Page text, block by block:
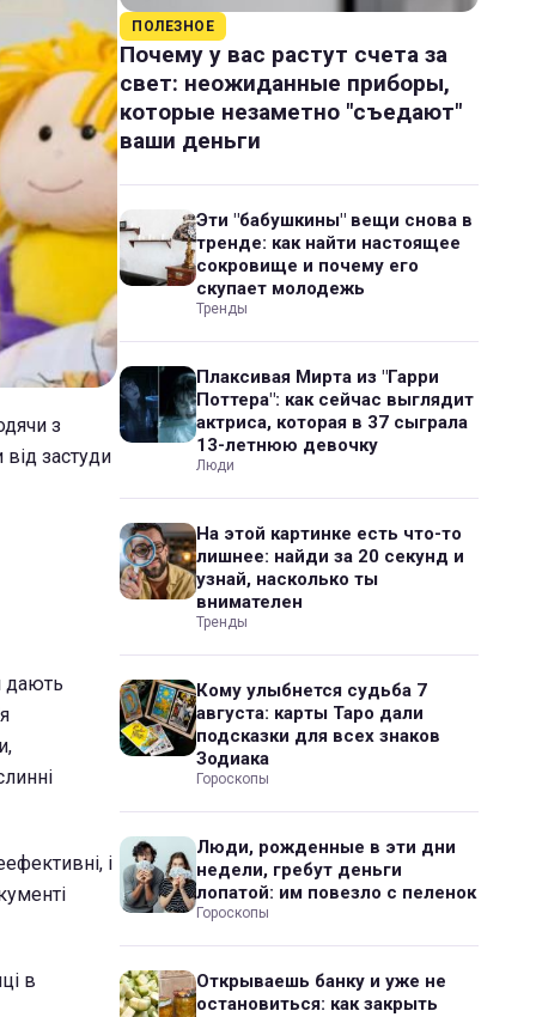
з
застуди
дають
і
в
ПОЛЕЗНОЕ
Почему у вас растут счета за
свет: неожиданные приборы,
которые незаметно "съедают"
ваши деньги
Эти "бабушкины" вещи снова в
тренде: как найти настоящее
сокровище и почему его
скупает молодежь
Тренды
Плаксивая Мирта из "Гарри
Поттера": как сейчас выглядит
актриса, которая в 37 сыграла
13-летнюю девочку
Люди
На этой картинке есть что-то
лишнее: найди за 20 секунд и
узнай, насколько ты
внимателен
Тренды
Кому улыбнется судьба 7
августа: карты Таро дали
подсказки для всех знаков
Зодиака
Гороскопы
Люди, рожденные в эти дни
недели, гребут деньги
лопатой: им повезло с пеленок
Гороскопы
Открываешь банку и уже не
остановиться: как закрыть